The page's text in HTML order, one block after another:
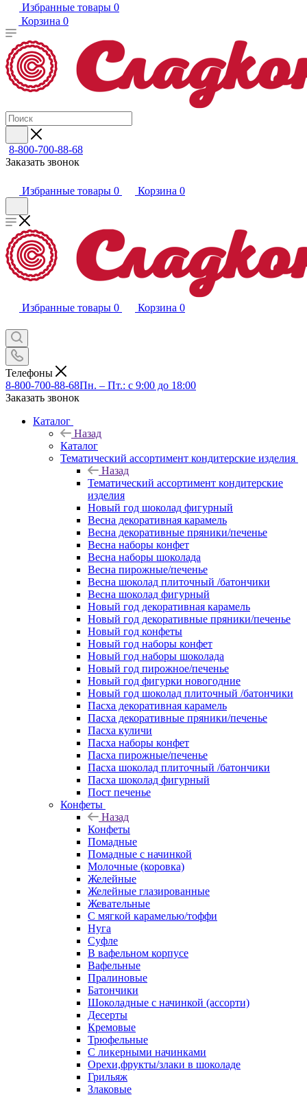
Избранные товары 0
Корзина 0
8-800-700-88-68
Заказать звонок
Избранные товары 0 Корзина 0
Избранные товары 0 Корзина 0
Телефоны
8-800-700-88-68Пн. – Пт.: с 9:00 до 18:00
Заказать звонок
Каталог
Назад
Каталог
Тематический ассортимент кондитерские изделия
Назад
Тематический ассортимент кондитерские
изделия
Новый год шоколад фигурный
Весна декоративная карамель
Весна декоративные пряники/печенье
Весна наборы конфет
Весна наборы шоколада
Весна пирожные/печенье
Весна шоколад плиточный /батончики
Весна шоколад фигурный
Новый год декоративная карамель
Новый год декоративные пряники/печенье
Новый год конфеты
Новый год наборы конфет
Новый год наборы шоколада
Новый год пирожное/печенье
Новый год фигурки новогодние
Новый год шоколад плиточный /батончики
Пасха декоративная карамель
Пасха декоративные пряники/печенье
Пасха куличи
Пасха наборы конфет
Пасха пирожные/печенье
Пасха шоколад плиточный /батончики
Пасха шоколад фигурный
Пост печенье
Конфеты
Назад
Конфеты
Помадные
Помадные с начинкой
Молочные (коровка)
Желейные
Желейные глазированные
Жевательные
С мягкой карамелью/тоффи
Нуга
Суфле
В вафельном корпусе
Вафельные
Пралиновые
Батончики
Шоколадные с начинкой (ассорти)
Десерты
Кремовые
Трюфельные
С ликерными начинками
Орехи,фрукты/злаки в шоколаде
Грильяж
Злаковые